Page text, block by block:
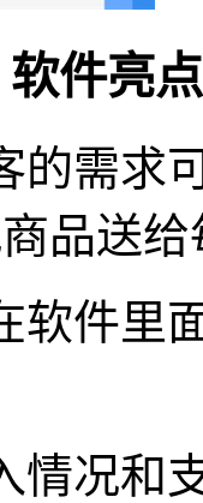
软件亮
的需求
品送
软件里
情况和